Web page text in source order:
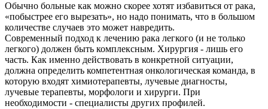
Обычно больные как можно скорее хотят избавиться от рака,
«побыстрее его вырезать», но надо понимать, что в большом
количестве случаев это может навредить.
Современный подход к лечению рака легкого (и не только
легкого) должен быть комплексным. Хирургия - лишь его
часть. Как именно действовать в конкретной ситуации,
должна определить компетентная онкологическая команда, в
которую входят химиотерапевты, лучевые диагносты,
лучевые терапевты, морфологи и хирурги. При
необходимости - специалисты других профилей.